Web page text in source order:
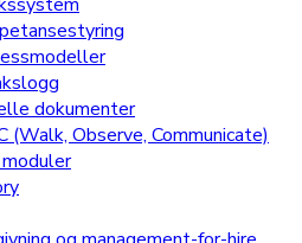
dokumenter
(Walk, Observe, Communicate)